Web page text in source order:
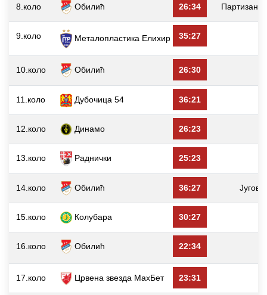
8.коло Обилић 26:34 Партизан
9.коло Металопластика Елиxир 35:27
10.коло Обилић 26:30
11.коло Дубочица 54 36:21
12.коло Динамо 26:23
13.коло Раднички 25:23
14.коло Обилић 36:27
15.коло Колубара 30:27
16.коло Обилић 22:34
17.коло Црвена звезда МаxБет 23:31